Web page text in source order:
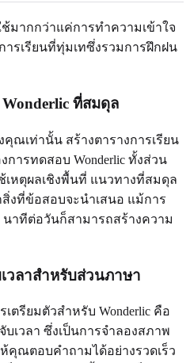
มากกว่าแค่การทำความเข้าใจ
รเรียนที่ทุ่มเทซึ่งรวมการฝึกฝน
Wonderlic ที่สมดุล
ณเท่านั้น สร้างตารางการเรียน
ารทดสอบ Wonderlic ทั้งส่วน
หตุผลเชิงพื้นที่ แนวทางที่สมดุล
งที่ข้อสอบจะนำเสนอ แม้การ
นาทีต่อวันก็สามารถสร้างความ
วลาสำหรับส่วนภาษา
รียมตัวสำหรับ Wonderlic คือ
เวลา ซึ่งเป็นการจำลองสภาพ
คุณตอบคำถามได้อย่างรวดเร็ว